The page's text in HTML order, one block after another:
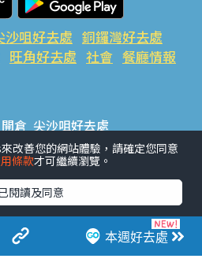
本週好去處
沙咀好去處 銅鑼灣好去處
旺角好去處 社會 餐廳情報
開倉 尖沙咀好去處
荃灣好去處 旺角好去處 社會
推介 #美食社群熱話
應用程式
#限時搶
商戶中心 #著數 #網絡熱話
改善您的網站體驗，請確定您同意
條款才可繼續瀏覽。
閱讀及同意